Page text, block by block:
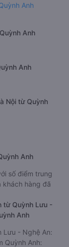
Anh
Anh
Anh
Nội từ Quỳnh
Anh
số điểm trung
khách hàng đã
từ Quỳnh Lưu -
Anh
Lưu - Nghệ An:
Quỳnh Anh: